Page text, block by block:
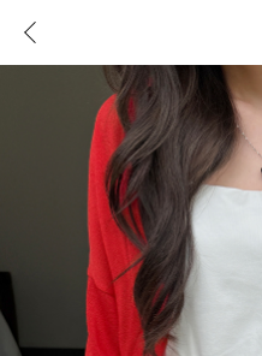
로그인
리뷰 & 혜택
CATEGORY
도착보장⚡